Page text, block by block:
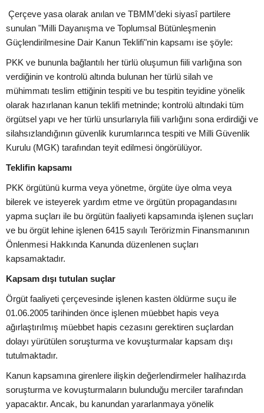
Çerçeve yasa olarak anılan ve TBMM'deki siyasî partilere
sunulan "Milli Dayanışma ve Toplumsal Bütünleşmenin
Güçlendirilmesine Dair Kanun Teklifi"nin kapsamı ise şöyle:
PKK ve bununla bağlantılı her türlü oluşumun fiili varlığına son
verdiğinin ve kontrolü altında bulunan her türlü silah ve
mühimmatı teslim ettiğinin tespiti ve bu tespitin teyidine yönelik
olarak hazırlanan kanun teklifi metninde; kontrolü altındaki tüm
örgütsel yapı ve her türlü unsurlarıyla fiili varlığını sona erdirdiği ve
silahsızlandığının güvenlik kurumlarınca tespiti ve Milli Güvenlik
Kurulu (MGK) tarafından teyit edilmesi öngörülüyor.
Teklifin kapsamı
PKK örgütünü kurma veya yönetme, örgüte üye olma veya
bilerek ve isteyerek yardım etme ve örgütün propagandasını
yapma suçları ile bu örgütün faaliyeti kapsamında işlenen suçları
ve bu örgüt lehine işlenen 6415 sayılı Terörizmin Finansmanının
Önlenmesi Hakkında Kanunda düzenlenen suçları
kapsamaktadır.
Kapsam dışı tutulan suçlar
Örgüt faaliyeti çerçevesinde işlenen kasten öldürme suçu ile
01.06.2005 tarihinden önce işlenen müebbet hapis veya
ağırlaştırılmış müebbet hapis cezasını gerektiren suçlardan
dolayı yürütülen soruşturma ve kovuşturmalar kapsam dışı
tutulmaktadır.
Kanun kapsamına girenlere ilişkin değerlendirmeler halihazırda
soruşturma ve kovuşturmaların bulunduğu merciler tarafından
yapacaktır. Ancak, bu kanundan yararlanmaya yönelik